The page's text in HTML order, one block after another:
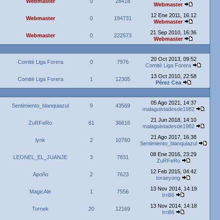
Webmaster
Webmaster 0 194731
12 Ene 2011, 16:12
Webmaster
Webmaster 0 222573
21 Sep 2010, 16:36
Webmaster
Comité Liga Forera 0 7976
20 Oct 2013, 09:52
Comité Liga Forera
Comité Liga Forera 1 12305
13 Oct 2010, 22:58
Pérez Cea
Sentimiento_blanquiazul 9 43569
05 Ago 2021, 14:37
malaguistadesde1982
ZuRFeRo 81 36616
21 Jun 2018, 14:10
malaguistadesde1982
lynk 2 10760
21 Ago 2017, 16:38
Sentimiento_blanquiazul
LEONEL_EL_JUANJE 3 7831
08 Ene 2016, 23:29
ZuRFeRo
Apoño 2 7623
12 Feb 2015, 04:42
toraeyong
MagicAle 1 7556
13 Nov 2014, 14:19
Irri86
Tornek 20 12169
13 Nov 2014, 14:18
Irri86